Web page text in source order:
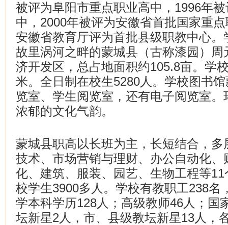
被评为阜阳市重点职业高中，1996年
中，2000年被评为安徽省首批国家重
安徽省教育厅评为首批县级职教中心
故里涡河之畔的蒙城县（古称漆园）
济开发区，总占地面积约105.8亩。学
米。全日制在校生5280人。学校图书
览室、学生阅览室，还有电子阅览室
浓郁的文化气韵。
蒙城县职高以长班为主，长短结合，
技术、市场营销与理财、办公自动化
化、建筑、服装、园艺、生物工程等
校学生3900多人。学校有教职工238名
学本科学历128人；高级教师46人；国
坛新星2人，市、县级教坛新星13人，